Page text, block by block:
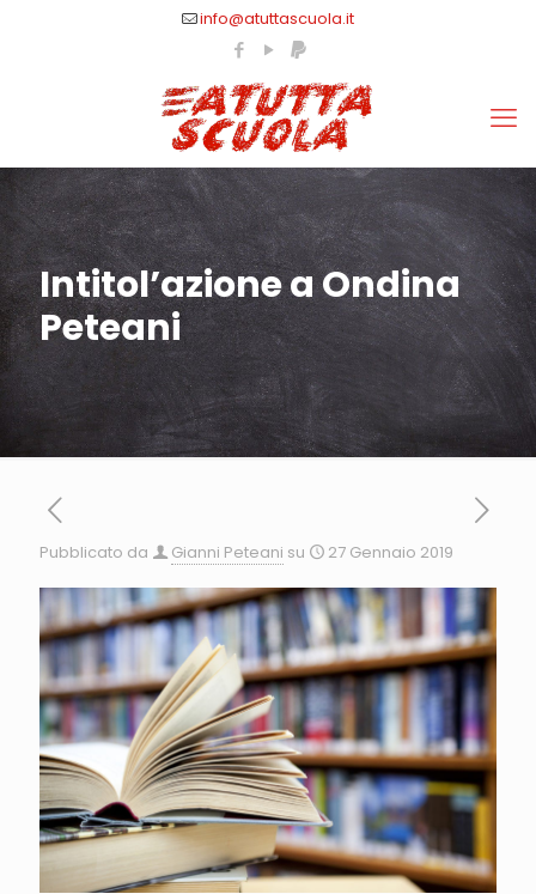
info@atuttascuola.it
Intitol’azione a Ondina
Peteani
Pubblicato da Gianni Peteani su 27 Gennaio 2019